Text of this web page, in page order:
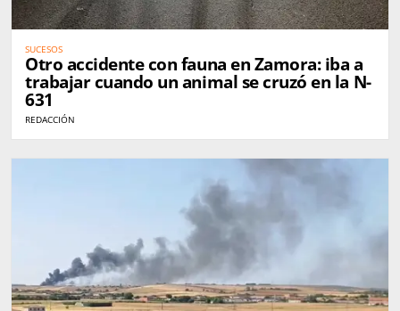
SUCESOS
Otro accidente con fauna en Zamora: iba a
trabajar cuando un animal se cruzó en la N-
631
REDACCIÓN